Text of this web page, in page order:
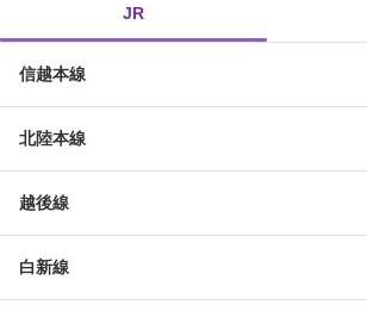
JR
信越本線
北陸本線
越後線
白新線